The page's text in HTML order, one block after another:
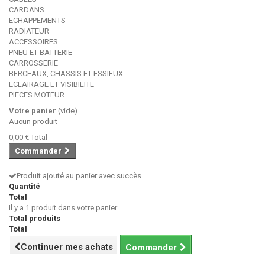
CARDANS
ECHAPPEMENTS
RADIATEUR
ACCESSOIRES
PNEU ET BATTERIE
CARROSSERIE
BERCEAUX, CHASSIS ET ESSIEUX
ECLAIRAGE ET VISIBILITE
PIECES MOTEUR
Votre panier (vide)
Aucun produit
0,00 € Total
Commander
Produit ajouté au panier avec succès
Quantité
Total
Il y a 1 produit dans votre panier.
Total produits
Total
Continuer mes achats Commander